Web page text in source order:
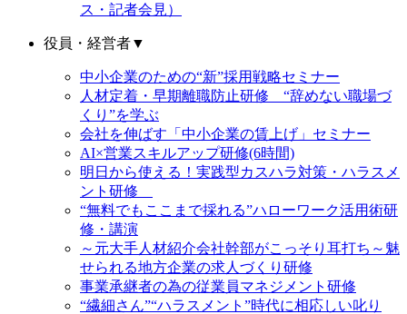
ス・記者会見）
役員・経営者▼
中小企業のための“新”採用戦略セミナー
人材定着・早期離職防止研修 “辞めない職場づ
くり”を学ぶ
会社を伸ばす「中小企業の賃上げ」セミナー
AI×営業スキルアップ研修(6時間)
明日から使える！実践型カスハラ対策・ハラスメ
ント研修
“無料でもここまで採れる”ハローワーク活用術研
修・講演
～元大手人材紹介会社幹部がこっそり耳打ち～魅
せられる地方企業の求人づくり研修
事業承継者の為の従業員マネジメント研修
“繊細さん”“ハラスメント”時代に相応しい叱り